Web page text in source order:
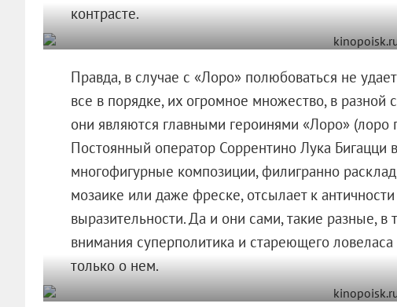
контрасте.
Правда, в случае с «Лоро» полюбоваться не
все в порядке, их огромное множество, в
они являются главными героинями «Лоро» (лоро
Постоянный оператор Соррентино Лука Бигацци
многофигурные композиции, филигранно
мозаике или даже фреске, отсылает к
выразительности. Да и они сами, такие разные,
внимания суперполитика и стареющего
только о нем.